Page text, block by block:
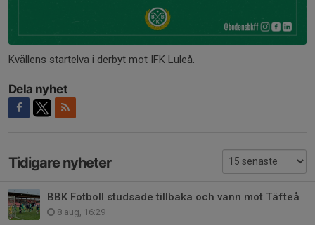
Kvällens startelva i derbyt mot IFK Luleå.
Dela nyhet
Tidigare nyheter
BBK Fotboll studsade tillbaka och vann mot Täfteå
8 aug, 16:29